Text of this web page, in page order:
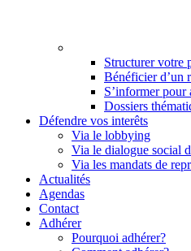
Structurer votre
Bénéficier d’un
S’informer
Dossiers
Défendre vos interêts
Via le lobbying
Via le dialogue social
Via les mandats de
Actualités
Agendas
Contact
Adhérer
Pourquoi adhérer?